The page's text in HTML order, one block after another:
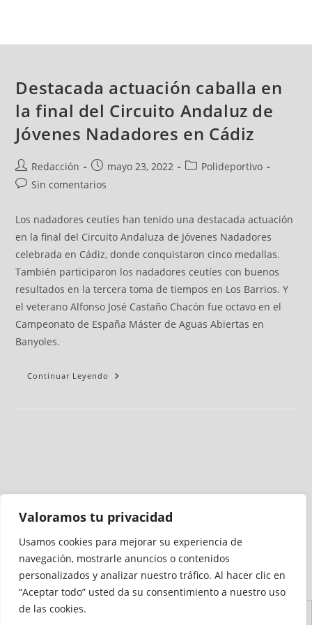
Valoramos tu privacidad
Usamos cookies para mejorar su experiencia de
navegación, mostrarle anuncios o contenidos
personalizados y analizar nuestro tráfico. Al hacer clic en
“Aceptar todo” usted da su consentimiento a nuestro uso
de las cookies.
Destacada actuación caballa en
la final del Circuito Andaluz de
Jóvenes Nadadores en Cádiz
Redacción mayo 23, 2022
Polideportivo
Sin comentarios
Los nadadores ceutíes han tenido una destacada actuación
en la final del Circuito Andaluza de Jóvenes Nadadores
celebrada en Cádiz, donde conquistaron cinco medallas.
También participaron los nadadores ceutíes con buenos
resultados en la tercera toma de tiempos en Los Barrios. Y
el veterano Alfonso José Castaño Chacón fue octavo en el
Campeonato de España Máster de Aguas Abiertas en
Banyoles.
Continuar Leyendo
Medio auditado por